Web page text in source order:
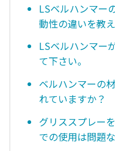
LSベルハンマー
動性の違いを教え
LSベルハンマー
て下さい。
ベルハンマーの
れていますか？
グリススプレー
での使用は問題